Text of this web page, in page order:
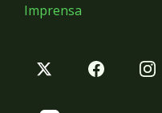
Imprensa